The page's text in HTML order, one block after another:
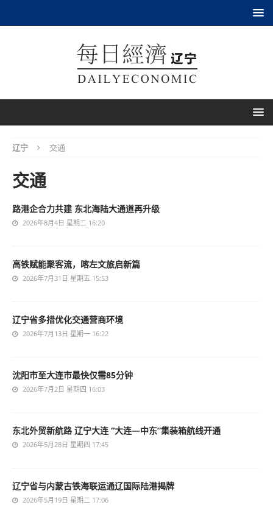
辽宁 交通
交通
路港企合力共建 东北海陆大通道再升级
2026年8月4日 星期二 16:20
高铁赋能聚客流，喀左文旅启新篇
2026年7月31日 星期五 15:53
辽宁省多措优化交通营商环境
2026年7月13日 星期一 16:22
沈阳市至大连市最快仅需85分钟
2026年7月2日 星期四 16:03
东北外贸新航路 辽宁大连 “大连—中东”集装箱航线开通
2026年5月28日 星期四 17:45
辽宁省与内蒙古铁海联运通辽国际陆港揭牌
2026年5月19日 星期二 17:06